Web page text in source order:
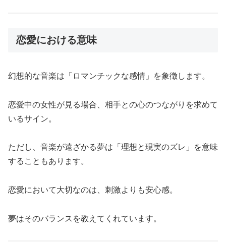
恋愛における意味
幻想的な音楽は「ロマンチックな感情」を象徴します。
恋愛中の女性が見る場合、相手との心のつながりを求めて
いるサイン。
ただし、音楽が遠ざかる夢は「理想と現実のズレ」を意味
することもあります。
恋愛において大切なのは、刺激よりも安心感。
夢はそのバランスを教えてくれています。